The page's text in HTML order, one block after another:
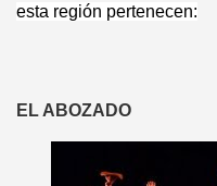
esta región pertenecen:
EL ABOZADO